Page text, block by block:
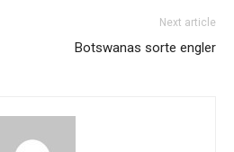
Next article
Botswanas sorte engler